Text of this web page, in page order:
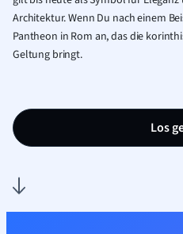
Architektur. Wenn Du nach einem
Pantheon in Rom an, das die
Geltung bringt.
Los